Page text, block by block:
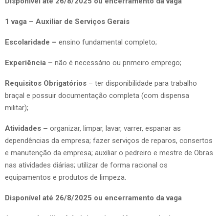
1 vaga – Auxiliar de Serviços Gerais
Escolaridade – ensino fundamental completo;
Experiência – não é necessário ou primeiro emprego;
Requisitos Obrigatórios – ter disponibilidade para trabalho
braçal e possuir documentação completa (com dispensa
militar);
Atividades – organizar, limpar, lavar, varrer, espanar as
dependências da empresa; fazer serviços de reparos, consertos
e manutenção da empresa; auxiliar o pedreiro e mestre de Obras
nas atividades diárias; utilizar de forma racional os
equipamentos e produtos de limpeza.
Disponível até 26/8/2025 ou encerramento da vaga